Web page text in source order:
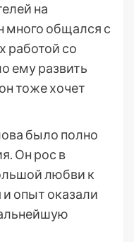
на
много общался с
работой со
ему развить
тоже хочет
было полно
Он рос в
любви к
опыт оказали